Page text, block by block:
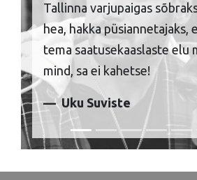
Tallinna varjupaigas
hea, hakka püsiannetajaks,
tema saatusekaaslaste elu
mind, sa ei kahetse!
Uku Suviste
Previous